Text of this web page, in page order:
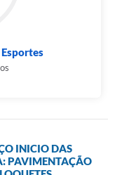
INICIO DAS
PAVIMENTAÇÃO